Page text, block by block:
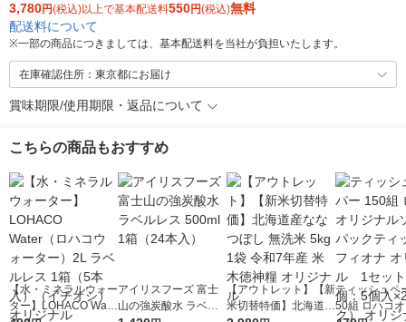
3,780円(税込)以上で基本配送料550円(税込)無料
配送料について
※一部の商品につきましては、基本配送料を当社が負担いたします。
在庫確認住所：東京都にお届け
賞味期限/使用期限・返品について
こちらの商品もおすすめ
【水・ミネラルウォー
ター】LOHACO Wate
アイリスフーズ 富士
山の強炭酸水 ラベル
【アウトレット】【新
米切替特価】北海道産
ティッシュペ
50組 ロハコ